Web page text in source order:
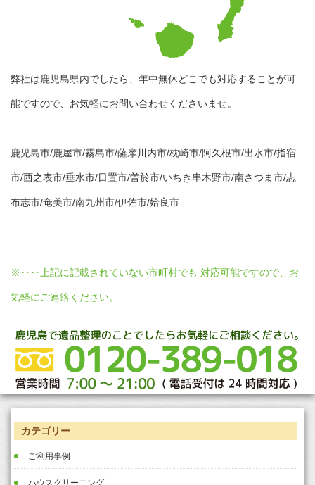
弊社は鹿児島県内でしたら、年中無休どこでも対応することが可
能ですので、お気軽にお問い合わせくださいませ。
鹿児島市/鹿屋市/霧島市/薩摩川内市/枕崎市/阿久根市/出水市/指宿
市/西之表市/垂水市/日置市/曽於市/いちき串木野市/南さつま市/志
布志市/奄美市/南九州市/伊佐市/姶良市
※‥‥上記に記載されていない市町村でも 対応可能ですので、お
気軽にご連絡ください。
カテゴリー
ご利用事例
ハウスクリーニング